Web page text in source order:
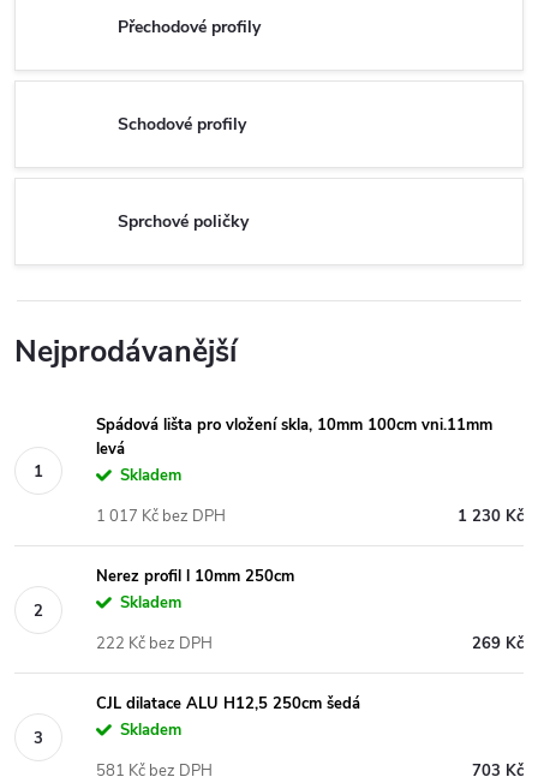
Přechodové profily
Schodové profily
Sprchové poličky
Nejprodávanější
Spádová lišta pro vložení skla, 10mm 100cm vni.11mm
levá
Skladem
1 230 Kč
1 017 Kč bez DPH
Nerez profil l 10mm 250cm
Skladem
269 Kč
222 Kč bez DPH
CJL dilatace ALU H12,5 250cm šedá
Skladem
703 Kč
581 Kč bez DPH